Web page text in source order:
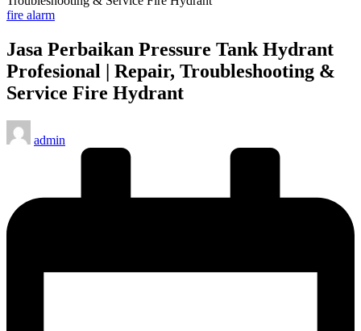
Posted
fire alarm
Jasa Perbaikan Pressure Tank Hydrant
Profesional | Repair, Troubleshooting &
Service Fire Hydrant
Posted
by
admin